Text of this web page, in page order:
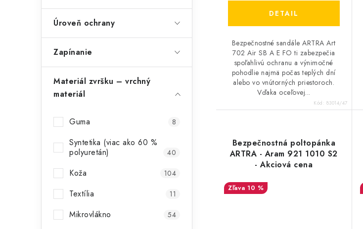
Úroveň ochrany
Zapínanie
Materiál zvršku – vrchný
materiál
Guma 8
Syntetika (viac ako 60 %
polyuretán)
40
Koža 104
Textília 11
Mikrovlákno 54
DETAIL
Bezpečnostné sandále ARTRA Art
702 Air SB A E FO ti zabezpečia
spoľahlivú ochranu a výnimočné
pohodlie najmä počas teplých dní
alebo vo vnútorných priestoroch.
Vďaka oceľovej...
Kód: 83014/47
Bezpečnostná poltopánka
ARTRA - Aram 921 1010 S2
- Akciová cena
10 %